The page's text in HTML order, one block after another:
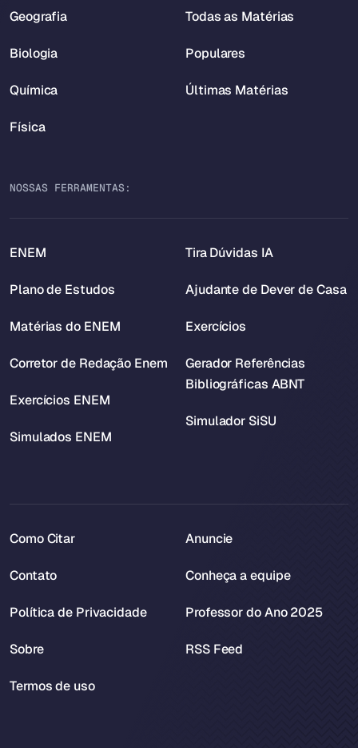
Geografia
Biologia
Química
Física
Todas as Matérias
Populares
Últimas Matérias
NOSSAS FERRAMENTAS:
ENEM
Plano de Estudos
Matérias do ENEM
Corretor de Redação Enem
Exercícios ENEM
Simulados ENEM
Tira Dúvidas IA
Ajudante de Dever de Casa
Exercícios
Gerador Referências
Bibliográficas ABNT
Simulador SiSU
Como Citar
Contato
Política de Privacidade
Sobre
Termos de uso
Anuncie
Conheça a equipe
Professor do Ano 2025
RSS Feed